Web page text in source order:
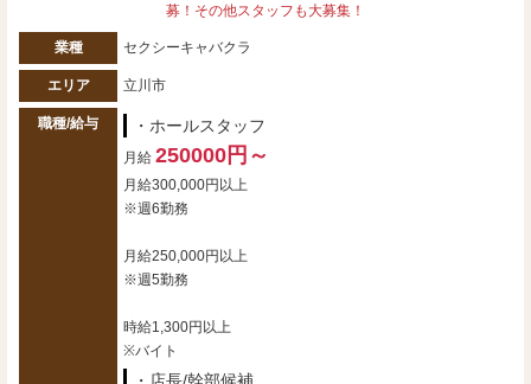
募！その他スタッフも大募集！
業種 セクシーキャバクラ
エリア 立川市
職種/給与 ・ホールスタッフ
月給 250000円～
月給300,000円以上
※週6勤務
月給250,000円以上
※週5勤務
時給1,300円以上
※バイト
・店長/幹部候補